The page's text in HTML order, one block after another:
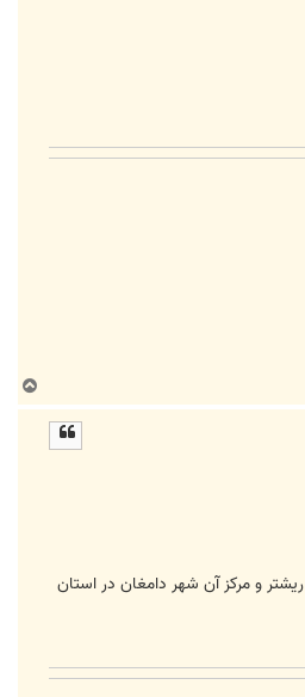
ا
به گزارش خبرگزاري فارس ، بر اساس اطلاعات موجود بر روي سايت مركز زلزله‌نگاري كشوري وابسته به موسسه ژئو فيزيك دانشگاه تهران ، قدرت اين زمين لرزه‌ 5,9 ريشتر و مركز آن شهر دامغان در استان